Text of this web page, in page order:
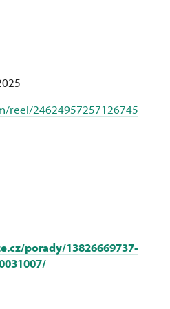
reel/24624957257126745
porady/13826669737-